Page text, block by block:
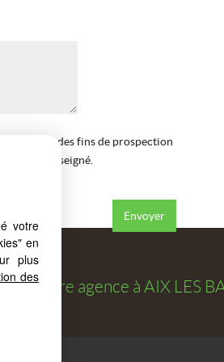
à des fins de prospection
renseigné.
, votre agence à AIX LES
votre
en
plus
des